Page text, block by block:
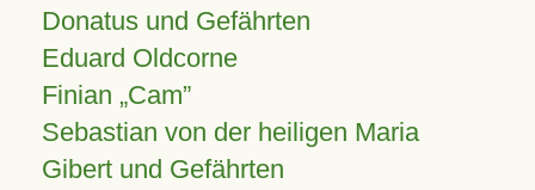
Donatus und Gefährten
Eduard Oldcorne
Finian Cam
Sebastian von der heiligen Maria
Gibert und Gefährten